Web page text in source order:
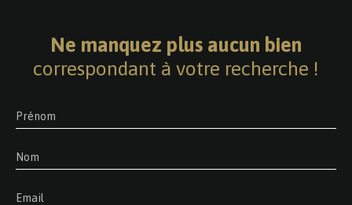
Ne manquez plus aucun bien
correspondant à votre recherche !
Prénom
Nom
Email